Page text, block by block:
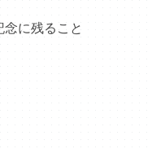
に残ること